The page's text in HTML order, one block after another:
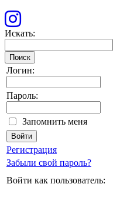
Искать:
Поиск
Логин:
Пароль:
Запомнить меня
Регистрация
Забыли свой пароль?
Войти как пользователь: